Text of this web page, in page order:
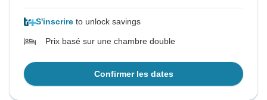
S'inscrire to unlock savings
Prix basé sur une chambre double
Confirmer les dates